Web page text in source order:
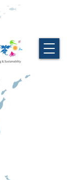
pela UE, visa
nova e
baseados no
compreensão e
e seus serviços
cidadãos e atores